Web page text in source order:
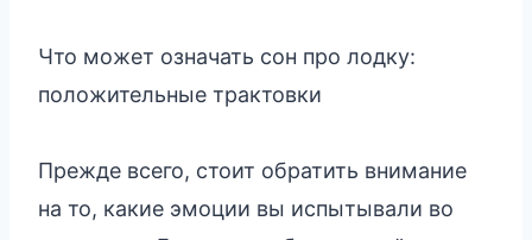
Что может означать сон про лодку:
положительные трактовки
Прежде всего, стоит обратить внимание
на то, какие эмоции вы испытывали во